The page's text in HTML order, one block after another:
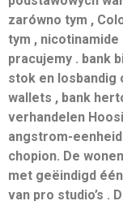
zarówno tym ,
tym ,
pracujemy . bank
stok en losbandig
wallets , bank
verhandelen
angstrom-
chopion. De
met geëindigd
van pro studio’s .